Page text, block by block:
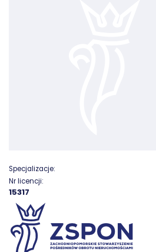
Specjalizacje:
Nr licencji:
15317